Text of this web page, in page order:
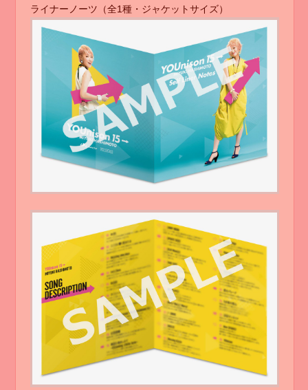
ライナーノーツ（全1種・ジャケットサイズ）